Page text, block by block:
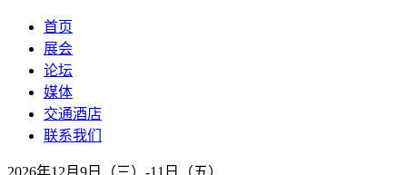
首页
展会
论坛
媒体
交通酒店
联系我们
2026年12月9日（三）-11日（五）